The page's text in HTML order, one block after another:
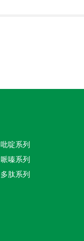
吡啶系列
哌嗪系列
多肽系列